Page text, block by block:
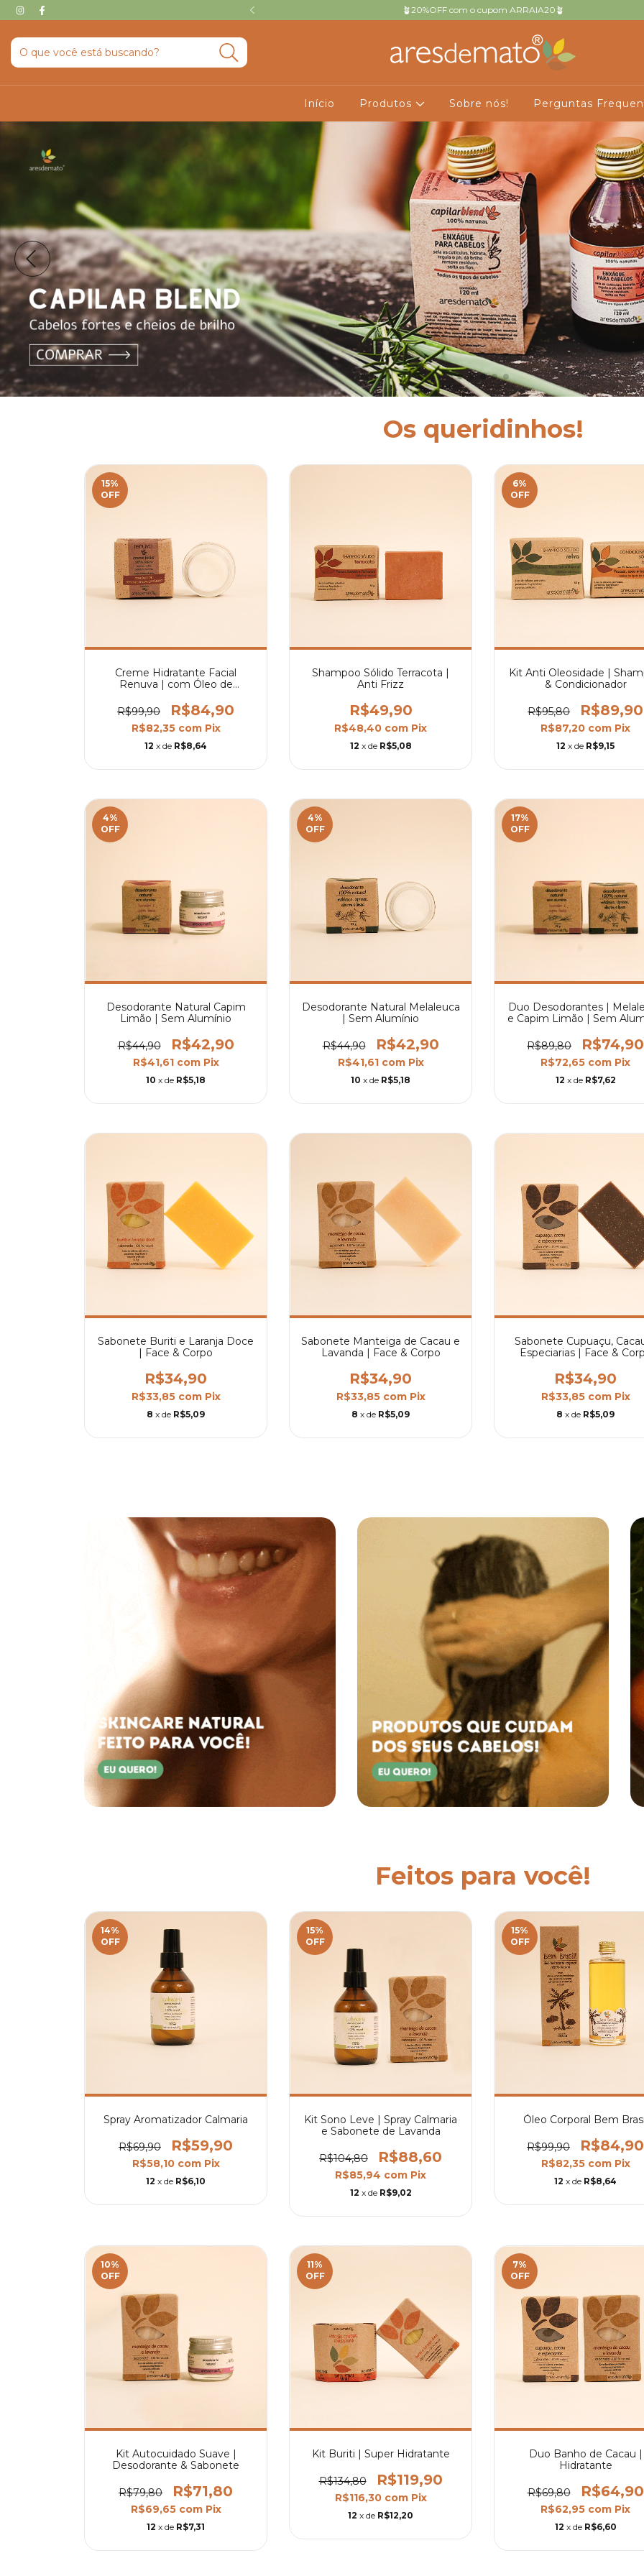
acima de R$249 📦 🪴20%OFF com o cupom ARRAIA20🪴
Início Produtos Sobre nós! Perguntas
Os queridinhos!
15%
OFF
Creme Hidratante Facial
Renuva | com Óleo de
R$99,90
R$84,90
R$82,35 com Pix
12 x de R$8,64
Shampoo Sólido Terracota |
Anti Frizz
R$49,90
R$48,40 com Pix
12 x de R$5,08
6%
OFF
Kit Anti Oleosidade |
& Condicionador
R$95,80 R$89,90
R$87,20 com Pix
12 x de R$9,15
4%
OFF
Desodorante Natural Capim
Limão | Sem Alumínio
R$44,90 R$42,90
R$41,61 com Pix
10 x de R$5,18
4%
OFF
Desodorante Natural Melaleuca
| Sem Alumínio
R$44,90 R$42,90
R$41,61 com Pix
10 x de R$5,18
17%
OFF
Duo Desodorantes |
e Capim Limão | Sem
R$89,80 R$74,90
R$72,65 com Pix
12 x de R$7,62
Sabonete Buriti e Laranja Doce
| Face & Corpo
R$34,90
R$33,85 com Pix
8 x de R$5,09
Sabonete Manteiga de Cacau e
Lavanda | Face & Corpo
R$34,90
R$33,85 com Pix
8 x de R$5,09
Sabonete Cupuaçu,
Especiarias | Face &
R$34,90
R$33,85 com Pix
8 x de R$5,09
Feitos para você!
14%
OFF
Spray Aromatizador Calmaria
R$69,90 R$59,90
R$58,10 com Pix
12 x de R$6,10
15%
OFF
Kit Sono Leve | Spray Calmaria
e Sabonete de Lavanda
R$104,80 R$88,60
R$85,94 com Pix
12 x de R$9,02
15%
OFF
Óleo Corporal Bem
R$99,90 R$84,90
R$82,35 com Pix
12 x de R$8,64
10%
OFF
Kit Autocuidado Suave |
Desodorante & Sabonete
R$79,80 R$71,80
R$69,65 com Pix
12 x de R$7,31
11%
OFF
Kit Buriti | Super Hidratante
R$134,80 R$119,90
R$116,30 com Pix
12 x de R$12,20
7%
OFF
Duo Banho de Cacau |
Hidratante
R$69,80 R$64,90
R$62,95 com Pix
12 x de R$6,60